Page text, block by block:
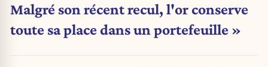
Malgré son récent recul, l'or conserve
toute sa place dans un portefeuille »